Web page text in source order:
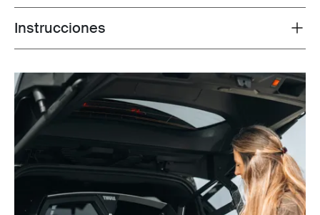
Toggle guides and instructions
Instrucciones